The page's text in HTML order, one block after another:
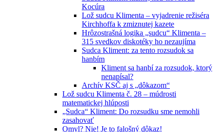
Kocúra
Lož sudcu Klimenta – vyjadrenie režiséra
Kirchhoffa k zmiznutej kazete
Hrôzostrašná logika „sudcu“ Klimenta –
315 svedkov diskotéky ho nezaujíma
Sudca Kliment: za tento rozsudok sa
hanbím
Kliment sa hanbí za rozsudok, ktorý
nenapísal?
Archív KSČ aj s „dôkazom“
Lož sudcu Klimenta č. 28 – múdrosti
matematickej hlúposti
„Sudca“ Kliment: Do rozsudku sme nemohli
zasahovať
Omyl? Nie! Je to falošný dôkaz!